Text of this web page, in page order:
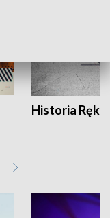
Historia Ręką